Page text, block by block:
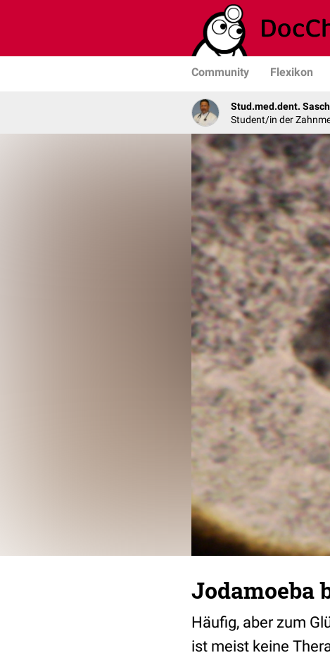
Community Flexikon
Stud.med.dent.
Student/in der
Jodamoeba
Häufig, aber zum
ist meist keine